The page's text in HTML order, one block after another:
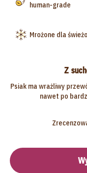
human-grade
Mrożone dla
Z
Psiak ma wrażliwy
nawet po